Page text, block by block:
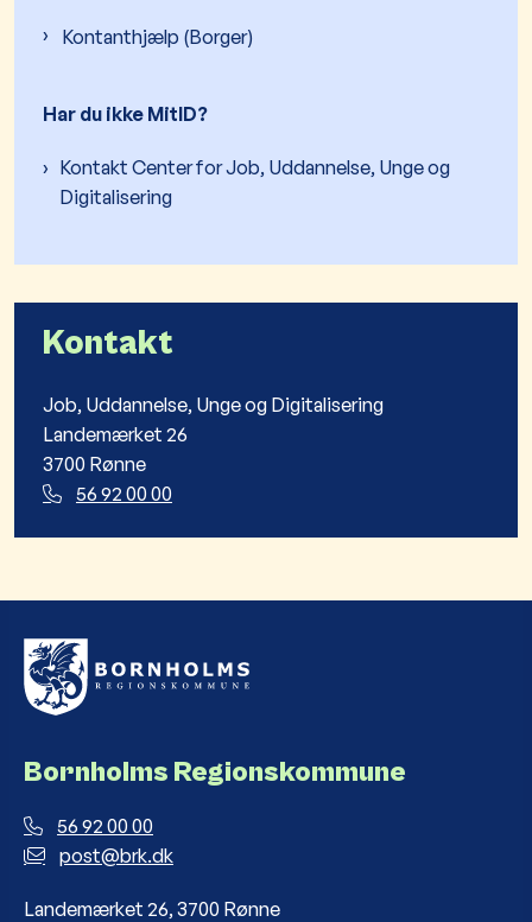
Kontanthjælp (Borger)
Har du ikke MitID?
Kontakt Center for Job, Uddannelse, Unge og
Digitalisering
Kontakt
Job, Uddannelse, Unge og Digitalisering
Landemærket 26
3700 Rønne
56 92 00 00
Bornholms Regionskommune
56 92 00 00
post@brk.dk
Landemærket 26, 3700 Rønne